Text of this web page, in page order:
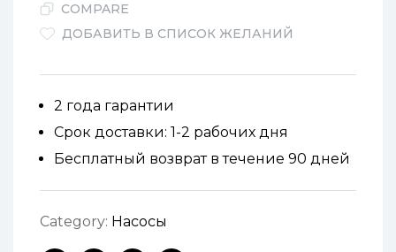
COMPARE
ДОБАВИТЬ В СПИСОК ЖЕЛАНИЙ
2 года гарантии
Срок доставки: 1-2 рабочих дня
Бесплатный возврат в течение 90 дней
Category: Насосы